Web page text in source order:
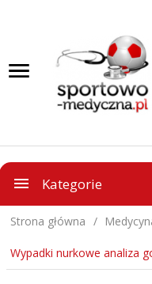
Kategorie
Strona główna
Wypadki nurkowe analiza